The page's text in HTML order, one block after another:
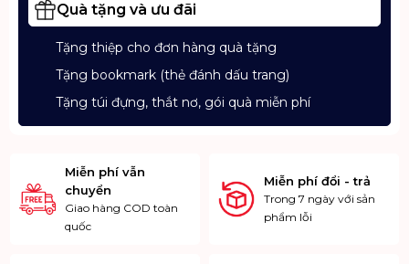
Quà tặng và ưu đãi
Tặng thiệp cho đơn hàng quà tặng
Tặng bookmark (thẻ đánh dấu trang)
Tặng túi đựng, thắt nơ, gói quà miễn phí
Miễn phí vẫn
chuyển
Giao hàng COD toàn
quốc
Miễn phí đổi - trả
Trong 7 ngày với sản
phẩm lỗi